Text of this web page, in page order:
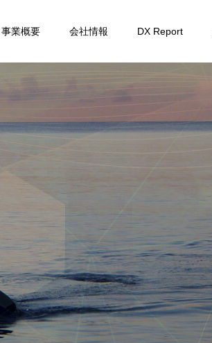
事業概要 会社情報 DX Report